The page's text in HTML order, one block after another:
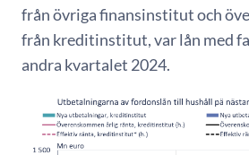
från övriga finansinstitut och
från kreditinstitut, var lån med
andra kvartalet 2024.